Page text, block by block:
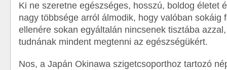
Ki ne szeretne egészséges, hosszú, boldog életet
nagy többsége arról álmodik, hogy valóban sokáig
ellenére sokan egyáltalán nincsenek tisztába
tudnának mindent megtenni az egészségükért.
Nos, a Japán Okinawa szigetcsoporthoz tartozó